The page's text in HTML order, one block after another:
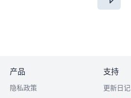
产品
隐私政策
支持
更新日记